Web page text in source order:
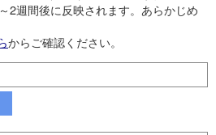
2週間後に反映されます。あらかじめ
からご確認ください。